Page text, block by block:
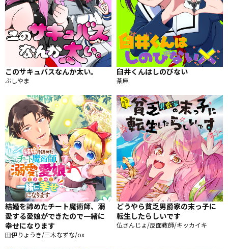
このサキュバスなんか太い。
ぶしやま
臼井くんはしのびない
茶麻
結婚を諦めたチート魔術師、溺
愛する愛娘ができたので一緒に
幸せになります
田伊りょうき/三木なずな/ox
どうやら貧乏男爵家の末っ子に
転生したらしいです
仏さんじょ/反面教師/キッカイキ